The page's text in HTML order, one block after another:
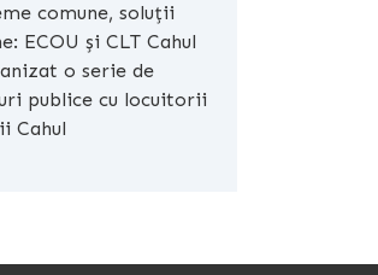
comune, soluții
ECOU și CLT Cahul
o serie de
publice cu locuitorii
Cahul